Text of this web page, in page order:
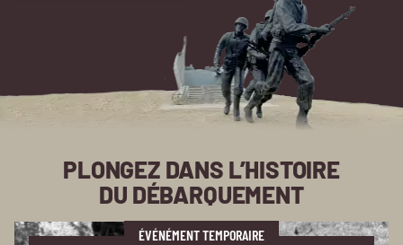
PLONGEZ DANS L’HISTOIRE
DU DÉBARQUEMENT
ÉVÉNÉMENT TEMPORAIRE